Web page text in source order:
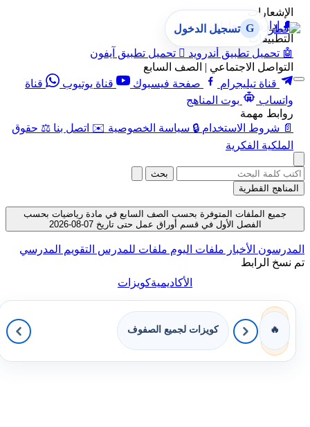
الإشعارات
🔔 إدارة الإشعارات
التطبيقات
🤖 تحميل تطبيق أندرويد  تحميل تطبيق آيفون
التواصل الاجتماعي | الصف السابع
قناة تيليجرام
صفحة فيسبوك قناة يوتيوب
قناة
واتساب
بوت المناهج
روابط مهمة
📄 شروط الاستخدام 🔒 سياسة الخصوصية ✉️ اتصل بنا ⚖️ حقوق
الملكية الفكرية
G تسجيل الدخول
بحث
المناهج القطرية
جميع الملفات المتوفرة بحسب الصف السابع في مادة رياضيات بحسب
الفصل الأول في قسم أوراق عمل حتى تاريخ 07-08-2026
المدرسون الأخبار ملفات اليوم ملفات للمدرس التقويم المدرسي
تم نسخ الرابط
الأكاديميةكويزات
🔥 كويزات لجميع الصفوف